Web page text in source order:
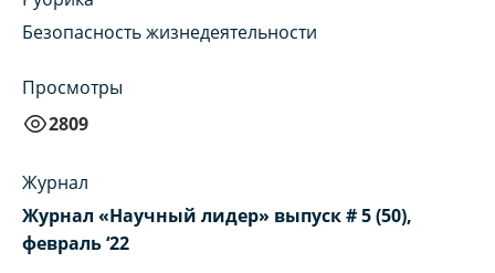
Безопасность жизнедеятельности
Просмотры
2809
Журнал
Журнал «Научный лидер» выпуск # 5 (50),
февраль ‘22